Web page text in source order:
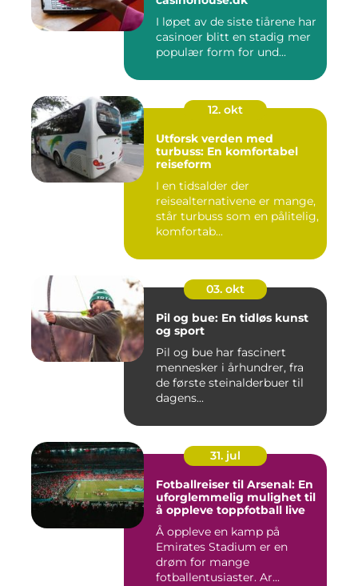
I løpet av de siste tiårene har
casinoer blitt en stadig mer
populær form for und...
12. okt
Utforsk verden med
turbuss: En komfortabel
reiseform
I en tidsalder der
reisealternativene er mange,
står turbuss som en pålitelig,
komfortab...
03. okt
Pil og bue: En tidløs kunst
og sport
Pil og bue har fascinert
mennesker i århundrer, fra
de første steinalderbuer til
dagens...
31. jul
Fotballreiser til Arsenal: En
uforglemmelig mulighet til
å oppleve toppfotball live
Å oppleve en kamp på
Emirates Stadium er en
drøm for mange
fotballentusiaster. Ar...